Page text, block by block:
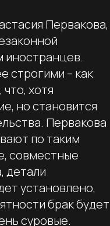
Первакова,
иностранцев.
строгими – как
хотя
но становится
Первакова
по таким
совместные
детали
установлено,
брак будет
суровые.